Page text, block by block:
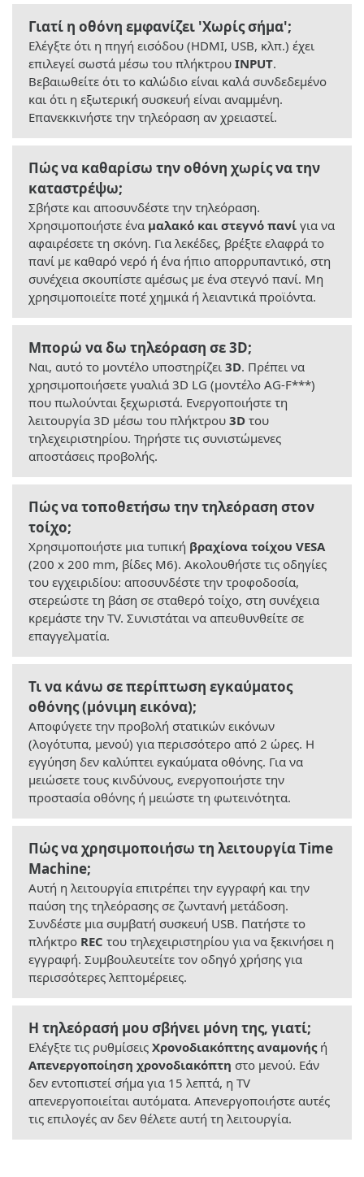
Γιατί η οθόνη εμφανίζει 'Χωρίς σήμα';
Ελέγξτε ότι η πηγή εισόδου (HDMI, USB, κλπ.) έχει
επιλεγεί σωστά μέσω του πλήκτρου INPUT.
Βεβαιωθείτε ότι το καλώδιο είναι καλά συνδεδεμένο
και ότι η εξωτερική συσκευή είναι αναμμένη.
Επανεκκινήστε την τηλεόραση αν χρειαστεί.
Πώς να καθαρίσω την οθόνη χωρίς να την
καταστρέψω;
Σβήστε και αποσυνδέστε την τηλεόραση.
Χρησιμοποιήστε ένα μαλακό και στεγνό πανί για να
αφαιρέσετε τη σκόνη. Για λεκέδες, βρέξτε ελαφρά το
πανί με καθαρό νερό ή ένα ήπιο απορρυπαντικό, στη
συνέχεια σκουπίστε αμέσως με ένα στεγνό πανί. Μη
χρησιμοποιείτε ποτέ χημικά ή λειαντικά προϊόντα.
Μπορώ να δω τηλεόραση σε 3D;
Ναι, αυτό το μοντέλο υποστηρίζει 3D. Πρέπει να
χρησιμοποιήσετε γυαλιά 3D LG (μοντέλο AG-F***)
που πωλούνται ξεχωριστά. Ενεργοποιήστε τη
λειτουργία 3D μέσω του πλήκτρου 3D του
τηλεχειριστηρίου. Τηρήστε τις συνιστώμενες
αποστάσεις προβολής.
Πώς να τοποθετήσω την τηλεόραση στον
τοίχο;
Χρησιμοποιήστε μια τυπική βραχίονα τοίχου VESA
(200 x 200 mm, βίδες M6). Ακολουθήστε τις οδηγίες
του εγχειριδίου: αποσυνδέστε την τροφοδοσία,
στερεώστε τη βάση σε σταθερό τοίχο, στη συνέχεια
κρεμάστε την TV. Συνιστάται να απευθυνθείτε σε
επαγγελματία.
Τι να κάνω σε περίπτωση εγκαύματος
οθόνης (μόνιμη εικόνα);
Αποφύγετε την προβολή στατικών εικόνων
(λογότυπα, μενού) για περισσότερο από 2 ώρες. Η
εγγύηση δεν καλύπτει εγκαύματα οθόνης. Για να
μειώσετε τους κινδύνους, ενεργοποιήστε την
προστασία οθόνης ή μειώστε τη φωτεινότητα.
Πώς να χρησιμοποιήσω τη λειτουργία Time
Machine;
Αυτή η λειτουργία επιτρέπει την εγγραφή και την
παύση της τηλεόρασης σε ζωντανή μετάδοση.
Συνδέστε μια συμβατή συσκευή USB. Πατήστε το
πλήκτρο REC του τηλεχειριστηρίου για να ξεκινήσει η
εγγραφή. Συμβουλευτείτε τον οδηγό χρήσης για
περισσότερες λεπτομέρειες.
Η τηλεόρασή μου σβήνει μόνη της, γιατί;
Ελέγξτε τις ρυθμίσεις Χρονοδιακόπτης αναμονήςή
Απενεργοποίηση χρονοδιακόπτη στο μενού. Εάν
δεν εντοπιστεί σήμα για 15 λεπτά, η TV
απενεργοποιείται αυτόματα. Απενεργοποιήστε αυτές
τις επιλογές αν δεν θέλετε αυτή τη λειτουργία.